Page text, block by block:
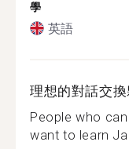
學
英語
理想的對話交
People who
want to learn